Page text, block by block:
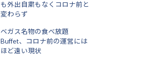
も外出自粛もなくコロナ前と
変わらず
ベガス名物の食べ放題
Buffet、コロナ前の運営には
ほど遠い現状